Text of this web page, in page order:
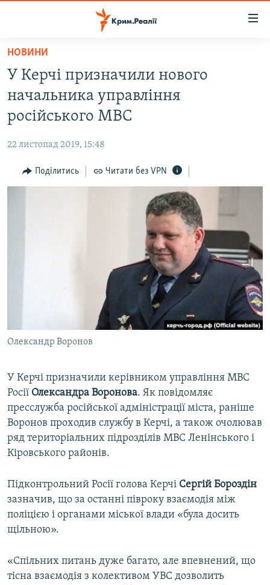
Перейти
основного
матеріалу
Перейти
до
основної
Перейти
до
ВОДА.КРИМ
ВІДЕО ТА ФОТО
БЛОГИ
ПОГЛЯД
УКРАЇНСЬКА ПРОБЛЕМА КРИМУ
ІНФОГРАФІКА
ДОЛУЧАЙСЯ!
Усі сайти RFE/RL
НОВИНИ
У Керчі призначили нового
начальника управління
російського МВС
22 листопад 2019, 15:48
Поділитись Читати без VPN
Олександр Воронов
У Керчі призначили керівником управління МВС
Росії Олександра Воронова. Як повідомляє
пресслужба російської адміністрації міста, раніше
Воронов проходив службу в Керчі, а також очолював
ряд територіальних підрозділів МВС Ленінського і
Кіровського районів.
Підконтрольний Росії голова Керчі Сергій Бороздін
зазначив, що за останні півроку взаємодія між
поліцією і органами міської влади «була досить
щільною».
«Спільних питань дуже багато, але впевнений, що
тісна взаємодія з колективом УВС дозволить